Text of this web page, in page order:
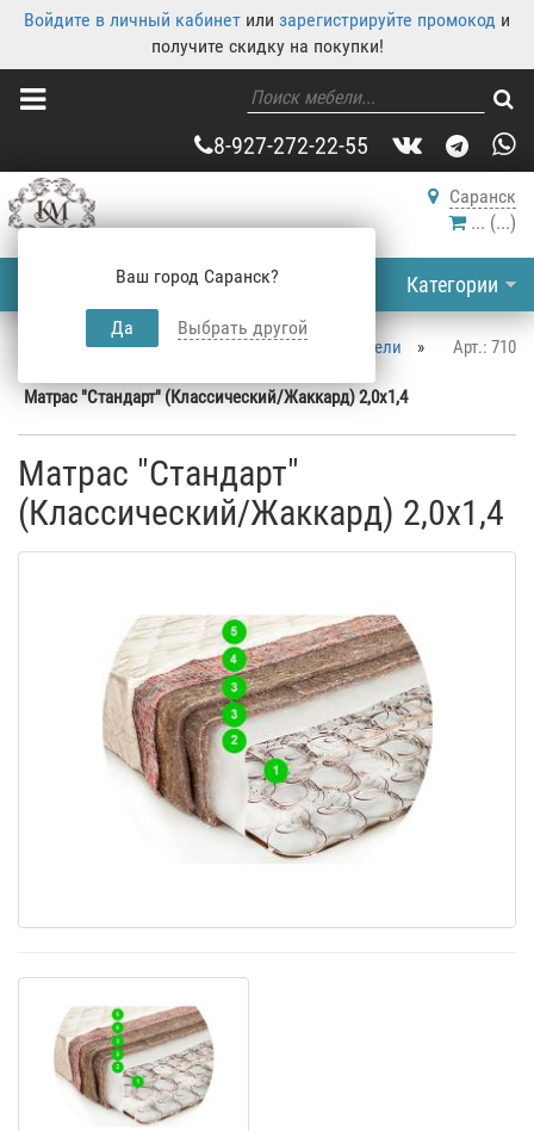
Войдите в личный кабинет или зарегистрируйте промокод и
получите скидку на покупки!
8-927-272-22-55
Саранск
Ваш город Саранск?
Да Выбрать другой
... (...)
Категории
Арт.: 710
Корпусная мебель » Каталог корпусной мебели
»
Матрас "Стандарт" (Классический/Жаккард) 2,0x1,4
Матрас "Стандарт"
(Классический/Жаккард) 2,0x1,4